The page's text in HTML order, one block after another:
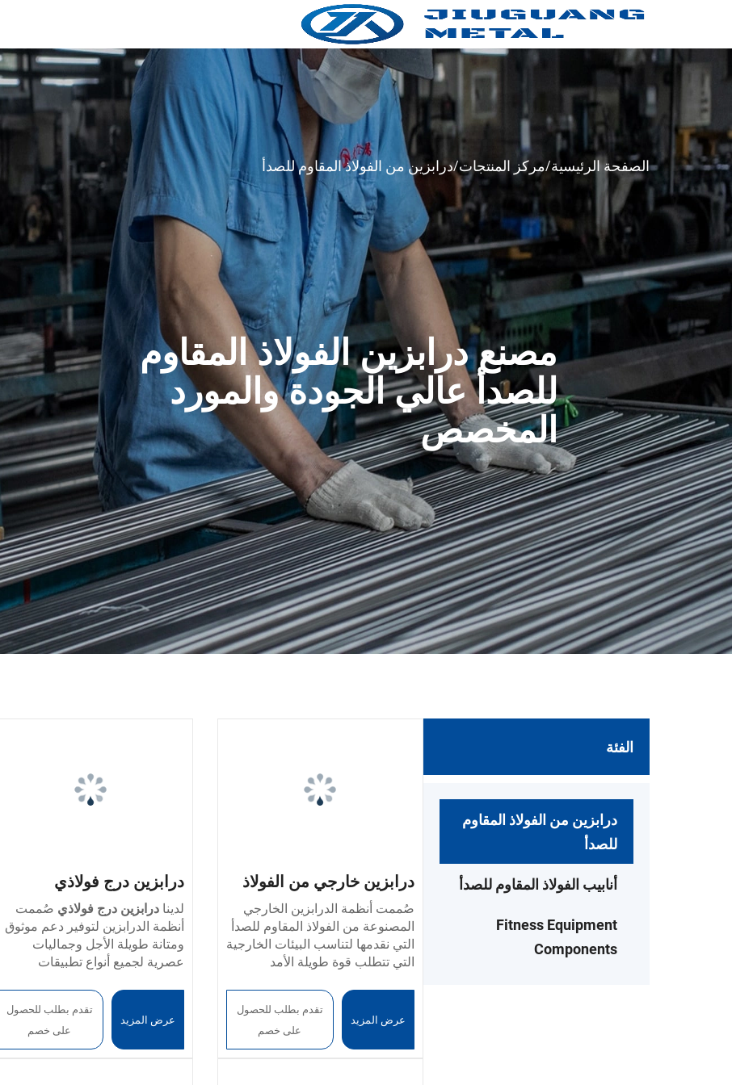
الصفحة الرئيسية مركز المنتجات درابزين من الفولاذ المقاوم للصدأ
مصنع درابزين الفولاذ المقاوم
للصدأ عالي الجودة والمورد
المخصص
الفئة
درابزين من الفولاذ المقاوم
للصدأ
أنابيب الفولاذ المقاوم للصدأ
Fitness Equipment
Components
درابزين خارجي من الفولاذ
المقاوم للصدأ
صُممت أنظمة الدرابزين الخارجي
المصنوعة من الفولاذ المقاوم للصدأ
التي نقدمها لتناسب البيئات الخارجية
التي تتطلب قوة طويلة الأمد
السلامة. تُستخدم هذه الدرابزينات
عادةً في السلالم والمنحدرات
والشرفات والممرات العامة، وهي
مصنوعة من الفولاذ المقاوم للصدأ
عرض المزيد
تقدم بطلب للحصول
على خصم
درابزين درج فولاذي
لدينادرابزين درج فولاذي صُممت
أنظمة الدرابزين لتوفير دعم موثوق
ومتانة طويلة الأجل وجماليات
عصرية لجميع أنواع تطبيقات
الفولاذ المقاوم للصدأ أو الفولاذ
الكربوني عالي الجودة، ويتم تصنيع
كل درابزين بدقة لتلبية معايير
السلامة المطلوبة وتفضيلات
-سُمك الجدار
-تشطيب السطح
: سطح صناعي غير
لامع أو مصقول أو مصقول كالمرآة،
يتم إنتاج جميع حواجز الحماية مع
عرض المزيد
تقدم بطلب للحصول
على خصم